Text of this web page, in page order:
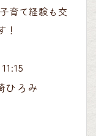
育て経験も交
！
ひろみ